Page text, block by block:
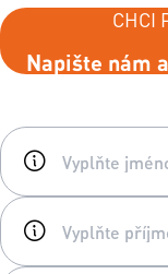
CHCI
Napište nám